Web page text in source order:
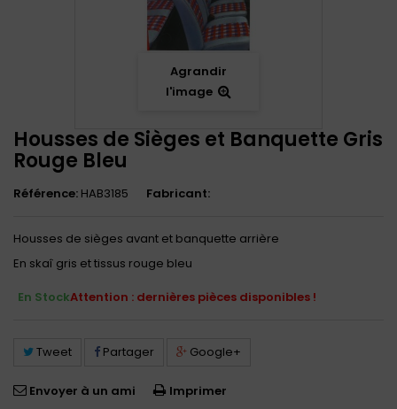
Agrandir
l'image
Housses de Sièges et Banquette Gris
Rouge Bleu
Référence: HAB3185 Fabricant:
Housses de sièges avant et banquette arrière
En skaî gris et tissus rouge bleu
En StockAttention : dernières pièces disponibles !
Tweet Partager Google+
Envoyer à un ami Imprimer